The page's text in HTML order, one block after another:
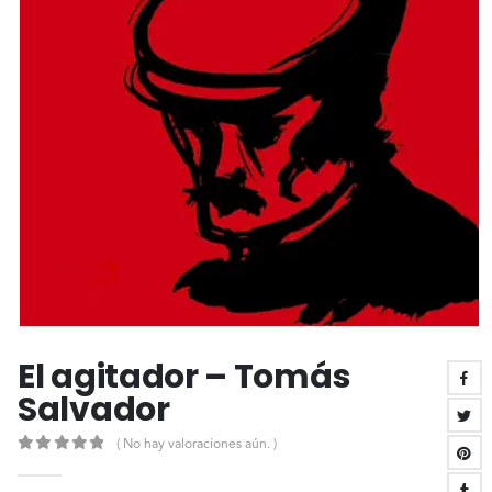
El agitador – Tomás
Salvador
( No hay valoraciones aún. )